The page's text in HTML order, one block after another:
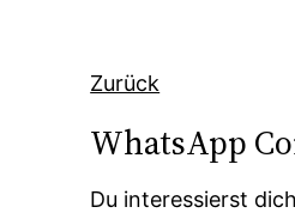
Zurück
WhatsApp
Du interessierst